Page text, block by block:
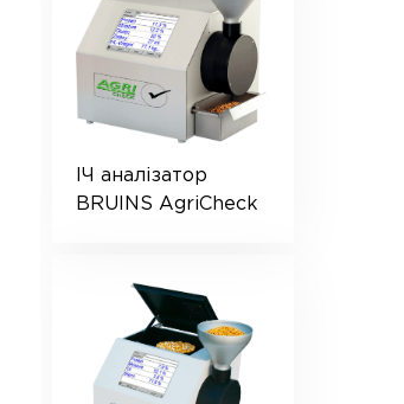
ІЧ аналізатор
BRUINS AgriCheck